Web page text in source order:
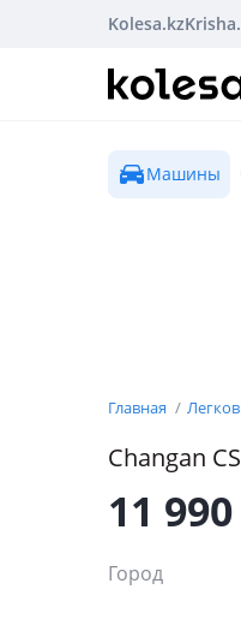
Kolesa.kz
Машины
Главная
Changan
11
Город